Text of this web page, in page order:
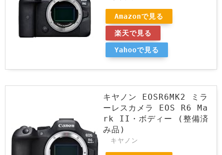
Amazonで見る
楽天で見る
Yahooで見る
キヤノン EOSR6MK2 ミラ
ーレスカメラ EOS R6 Ma
rk II・ボディー (整備済
み品)
キヤノン